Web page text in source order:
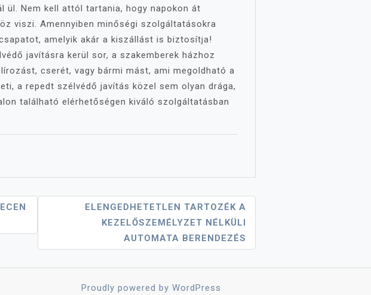
ül. Nem kell attól tartania, hogy napokon át
viszi. Amennyiben minőségi szolgáltatásokra
amelyik akár a kiszállást is biztosítja!
javításra kerül sor, a szakemberek házhoz
cserét, vagy bármi mást, ami megoldható a
a repedt szélvédő javítás közel sem olyan drága,
található elérhetőségen kiváló szolgáltatásban
ELENGEDHETETLEN TARTOZÉK A
KEZELŐSZEMÉLYZET NÉLKÜLI
AUTOMATA BERENDEZÉS
Proudly powered by WordPress